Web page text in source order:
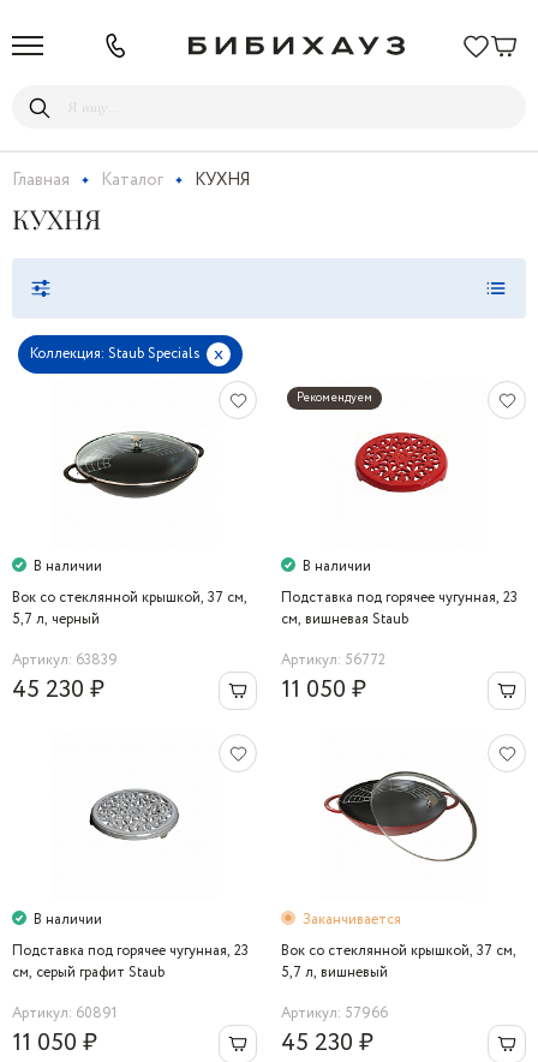
Главная Каталог КУХНЯ
КУХНЯ
Коллекция: Staub Specials x
В наличии
Вок со стеклянной крышкой, 37 см,
5,7 л, черный
Артикул: 63839
45 230 ₽
Рекомендуем
В наличии
Подставка под горячее чугунная, 23
см, вишневая Staub
Артикул: 56772
11 050 ₽
В наличии
Подставка под горячее чугунная, 23
см, серый графит Staub
Артикул: 60891
11 050 ₽
Заканчивается
Вок со стеклянной крышкой, 37 см,
5,7 л, вишневый
Артикул: 57966
45 230 ₽